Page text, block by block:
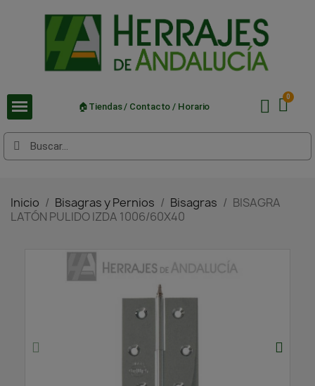
🏠Tiendas / Contacto / Horario
Inicio Bisagras y Pernios Bisagras
BISAGRA
LATÓN PULIDO IZDA 1006/60X40